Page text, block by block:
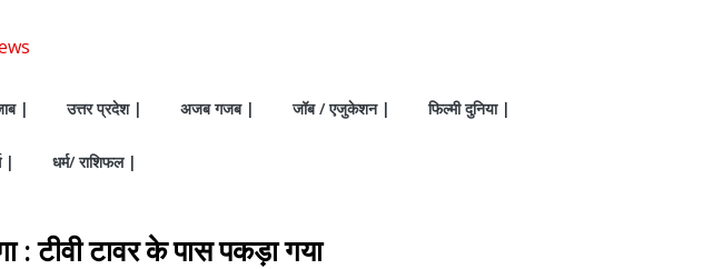
| उत्तर प्रदेश | अजब गजब | जॉब / एजुकेशन | फिल्मी दुनिया |
| धर्म/ राशिफल |
टीवी टावर के पास पकड़ा गया